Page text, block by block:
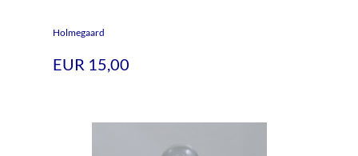
Holmegaard
EUR 15,00